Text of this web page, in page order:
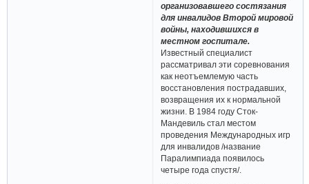
организовавшего состязания
для инвалидов Второй мировой
войны, находившихся в
местном госпитале.
Известный специалист
рассматривал эти соревнования
как неотъемлемую часть
восстановления пострадавших,
возвращения их к нормальной
жизни. В 1984 году Сток-
Мандевиль стал местом
проведения Международных игр
для инвалидов /название
Паралимпиада появилось
четыре года спустя/.